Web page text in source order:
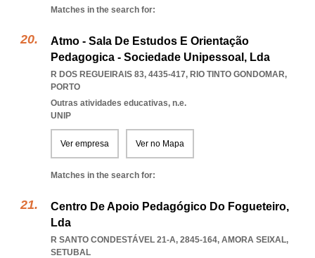
Matches in the search for:
Atmo - Sala De Estudos E Orientação
Pedagogica - Sociedade Unipessoal, Lda
R DOS REGUEIRAIS 83, 4435-417, RIO TINTO GONDOMAR,
PORTO
Outras atividades educativas, n.e.
UNIP
Ver empresa Ver no Mapa
Matches in the search for:
Centro De Apoio Pedagógico Do Fogueteiro,
Lda
R SANTO CONDESTÁVEL 21-A, 2845-164, AMORA SEIXAL,
SETUBAL